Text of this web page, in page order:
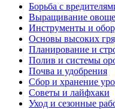
Борьба с
Выращивание
Инструменты и
Основы высоких
Планирование и
Полив и системы
Почва и удобрения
Сбор и хранение
Советы и лайфхаки
Уход и сезонные